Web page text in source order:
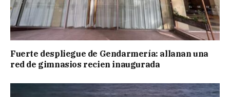
Fuerte despliegue de Gendarmería: allanan una
red de gimnasios recien inaugurada